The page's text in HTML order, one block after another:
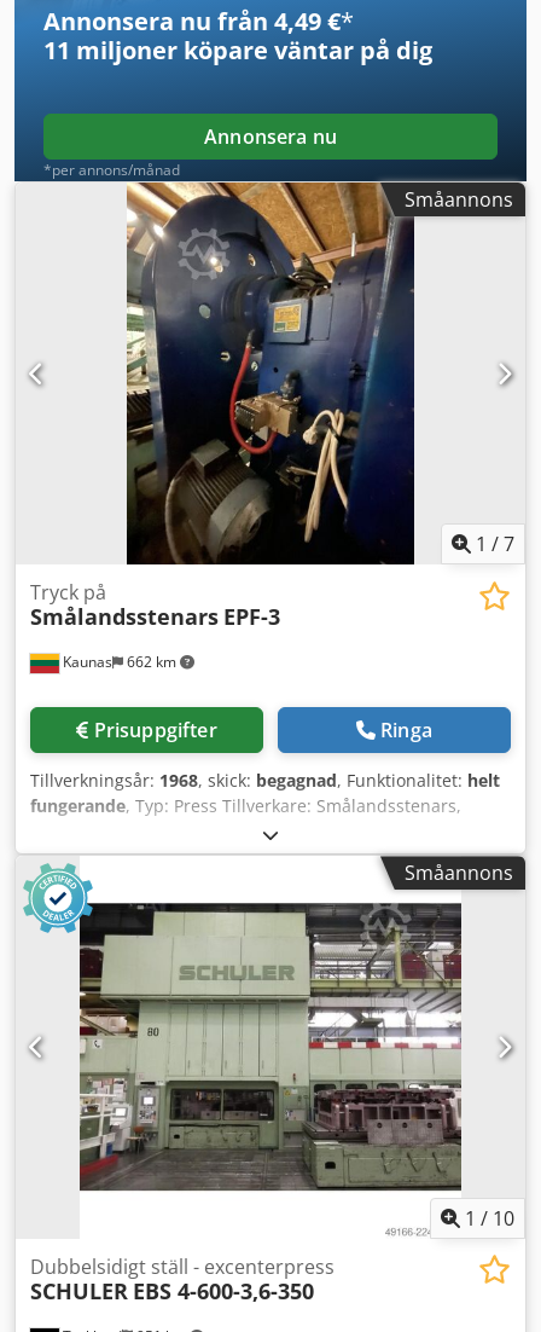
Annonsera nu från 4,49 €*
11 miljoner köpare väntar på dig
Annonsera nu
*per annons/månad
Småannons
1 /7
Kaunas 662 km
Tryck på
Smålandsstenars EPF-3
Prisuppgifter Ringa
Tillverkningsår: 1968, skick: begagnad, Funktionalitet: helt
fungerande, Typ: Press Tillverkare: Smålandsstenars,
Sverige Crsdexgc Rispfx Aflsf Modell: EPF-3 Årsmodell: 1968
Slaglängd: 6-70 mm Presskraft: 250 kN (kapacitet ca 25 ton)
Slaglängd: 8x100 mm Slaghastighet: 65 x 130 slag/min
Arbetstryck luft: 0,6 MPa Vikt: 2000 kg Längd: 1,3 m Bredd:
1,2 m Höjd: 2,10 m
Småannons
1 / 10
Dubbelsidigt ställ - excenterpress
SCHULER EBS 4-600-3,6-350